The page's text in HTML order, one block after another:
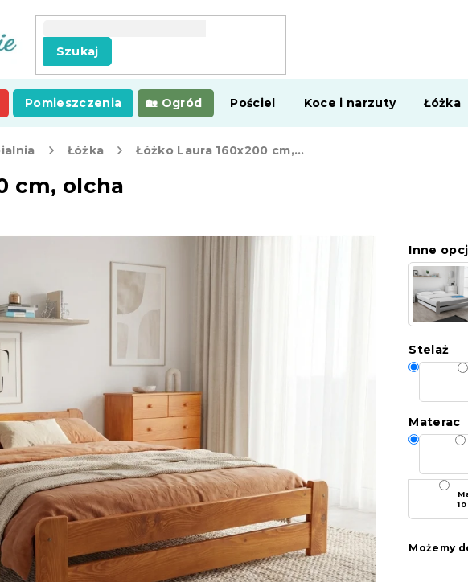
Szukaj
Pomieszczenia Ogród Pościel Koce i narzuty Łóżka
Łóżka Łóżko Laura 160x200 cm, olcha
cm, olcha
Inne
Stelaż
Materac
Możemy